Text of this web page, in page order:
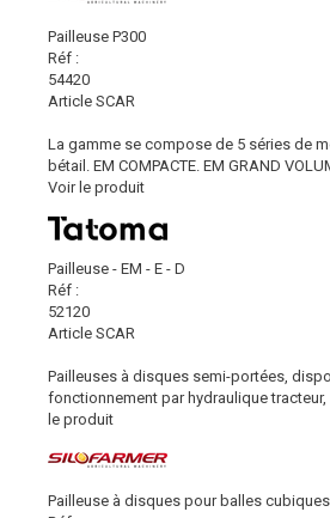
Pailleuse P300
Réf :
54420
Article SCAR
La gamme se compose de 5 séries de
bétail. EM COMPACTE. EM GRAND
Voir le produit
Pailleuse - EM - E - D
Réf :
52120
Article SCAR
Pailleuses à disques semi-portées,
fonctionnement par hydraulique tracteur,
le produit
Pailleuse à disques pour balles cubiques